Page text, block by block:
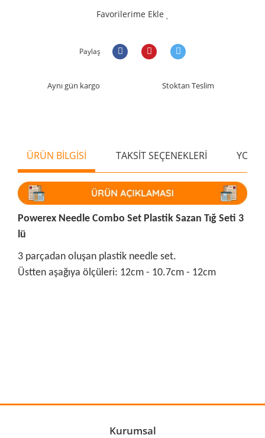
Favorilerime Ekle
Paylaş
Aynı gün kargo Stoktan Teslim
ÜRÜN BİLGİSİ TAKSİT SEÇENEKLERİ
Powerex Needle Combo Set Plastik Sazan Tığ Seti 3
lü
3 parçadan oluşan plastik needle set.
Üstten aşağıya ölçüleri: 12cm - 10.7cm - 12cm
Ürün açıklamasında eksik bilgiler bulunuyor.
Ürün bilgilerinde hatalar bulunuyor.
Kurumsal